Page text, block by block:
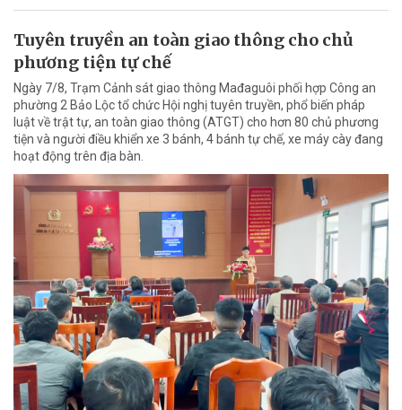
Tuyên truyền an toàn giao thông cho chủ
phương tiện tự chế
Ngày 7/8, Trạm Cảnh sát giao thông Mađaguôi phối hợp Công an
phường 2 Bảo Lộc tổ chức Hội nghị tuyên truyền, phổ biến pháp
luật về trật tự, an toàn giao thông (ATGT) cho hơn 80 chủ phương
tiện và người điều khiển xe 3 bánh, 4 bánh tự chế, xe máy cày đang
hoạt động trên địa bàn.